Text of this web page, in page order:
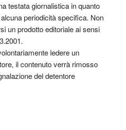
testata giornalistica in quanto
periodicità specifica. Non
un prodotto editoriale ai sensi
ledere un
il contenuto verrà rimosso
del detentore